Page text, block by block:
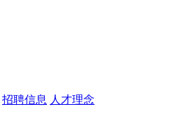
招聘信息 人才理念